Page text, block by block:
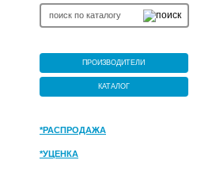
ПРОИЗВОДИТЕЛИ
КАТАЛОГ
*РАСПРОДАЖА
*УЦЕНКА